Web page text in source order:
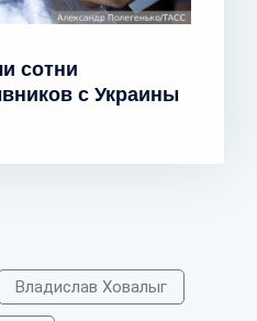
сотни
с Украины
Владислав Ховалыг